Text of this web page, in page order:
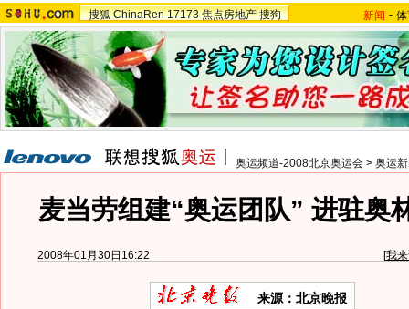
搜狐 ChinaRen 17173 焦点房地产 搜狗 新闻 -
奥运频道-2008北京奥运会 > 奥运
麦当劳组建“奥运团队” 进驻奥
2008年01月30日16:22 [我
来源：北京晚报